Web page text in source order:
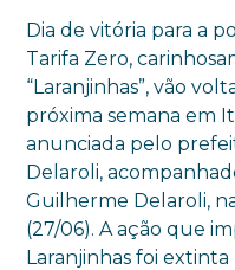
Dia de vitória para a
Tarifa Zero,
“Laranjinhas”, vão
próxima semana em
anunciada pelo
Delaroli,
Guilherme Delaroli,
(27/06). A ação que
Laranjinhas foi